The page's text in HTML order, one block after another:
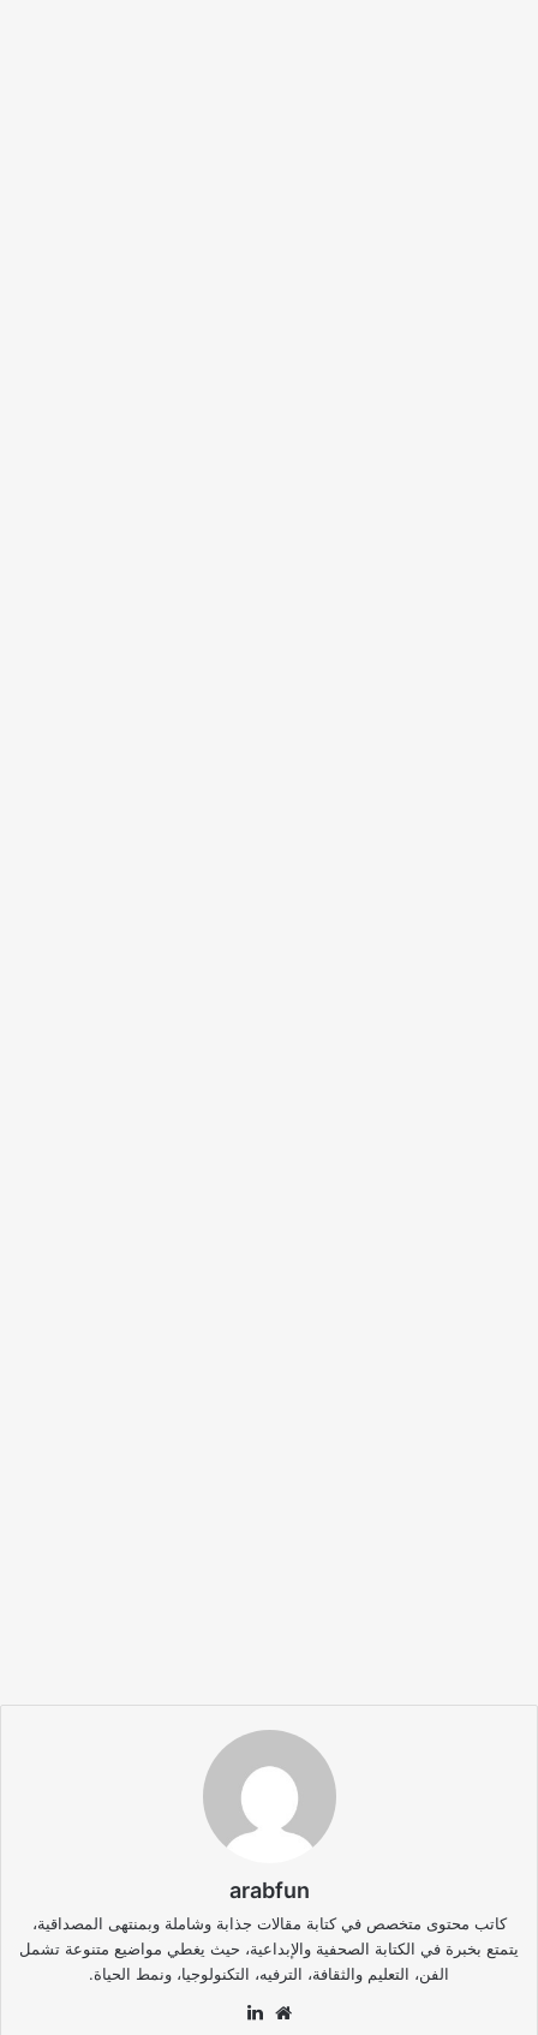
arabfun
كاتب محتوى متخصص في كتابة مقالات جذابة وشاملة وبمنتهى المصداقية،
يتمتع بخبرة في الكتابة الصحفية والإبداعية، حيث يغطي مواضيع متنوعة تشمل
الفن، التعليم والثقافة، الترفيه، التكنولوجيا، ونمط الحياة.
موقع